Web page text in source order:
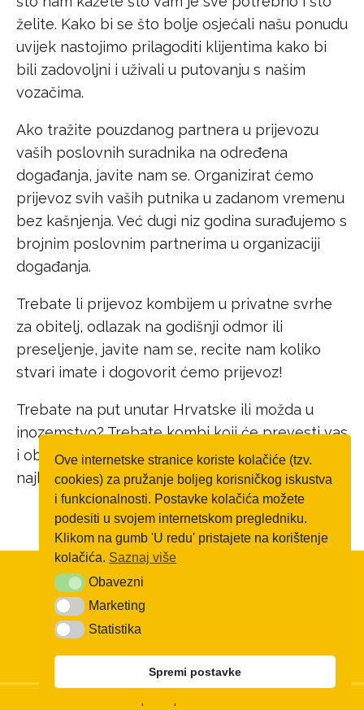
želite. Kako bi se što bolje osjećali našu ponudu
uvijek nastojimo prilagoditi klijentima kako bi
bili zadovoljni i uživali u putovanju s našim
vozačima.
Ako tražite pouzdanog partnera u prijevozu
vaših poslovnih suradnika na određena
događanja, javite nam se. Organizirat ćemo
prijevoz svih vaših putnika u zadanom vremenu
bez kašnjenja. Već dugi niz godina surađujemo s
brojnim poslovnim partnerima u organizaciji
događanja.
Trebate li prijevoz kombijem u privatne svrhe
za obitelj, odlazak na godišnji odmor ili
preseljenje, javite nam se, recite nam koliko
stvari imate i dogovorit ćemo prijevoz!
Trebate na put unutar Hrvatske ili možda u
inozemstvo? Trebate kombi koji će prevesti vas
i obitelj ili stvari? Kontaktirajte nas već danas za
najbolju ponudu na tržištu!
Ove internetske stranice koriste kolačiće (tzv.
cookies) za pružanje boljeg korisničkog iskustva
i funkcionalnosti. Postavke kolačića možete
podesiti u svojem internetskom pregledniku.
Klikom na gumb 'U redu' pristajete na korištenje
kolačića. Saznaj više
ObavezniObavezni
MarketingMarketing
StatistikaStatistika
Spremi postavke